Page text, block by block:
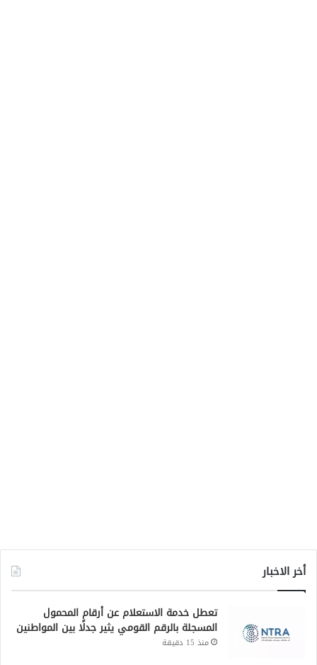
أخر الاخبار
تعطل خدمة الاستعلام عن أرقام المحمول
المسجلة بالرقم القومي يثير جدلًا بين المواطنين
منذ 15 دقيقة